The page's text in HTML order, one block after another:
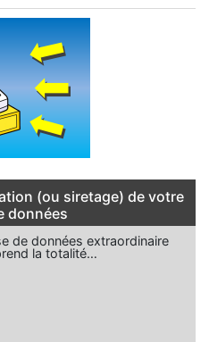
(ou siretage) de votre
données
de données extraordinaire
la totalité…